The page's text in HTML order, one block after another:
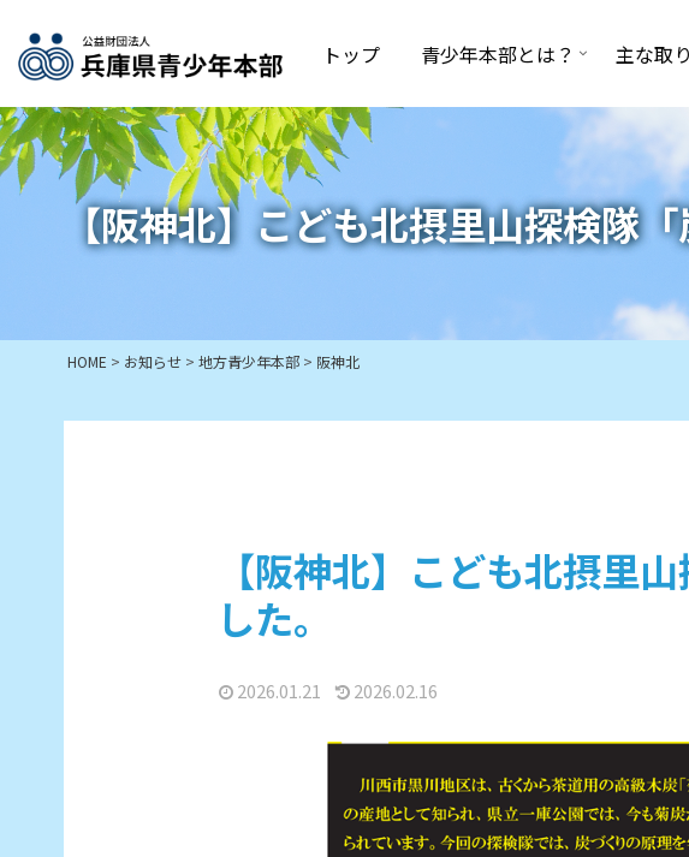
トップ 青少年本部とは？ 主な取
【阪神北】こども北摂里山探検隊
HOME > お知らせ >地方青少年本部 > 阪神北
【阪神北】こども北摂里
した。
2026.01.21 2026.02.16